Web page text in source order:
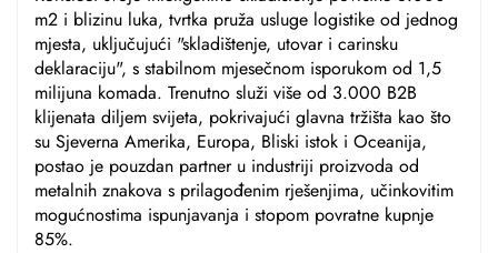
m2 i blizinu luka, tvrtka pruža usluge logistike od jednog
mjesta, uključujući "skladištenje, utovar i carinsku
deklaraciju", s stabilnom mjesečnom isporukom od 1,5
milijuna komada. Trenutno služi više od 3.000 B2B
klijenata diljem svijeta, pokrivajući glavna tržišta kao što
su Sjeverna Amerika, Europa, Bliski istok i Oceanija,
postao je pouzdan partner u industriji proizvoda od
metalnih znakova s prilagođenim rješenjima, učinkovitim
mogućnostima ispunjavanja i stopom povratne kupnje
85%.